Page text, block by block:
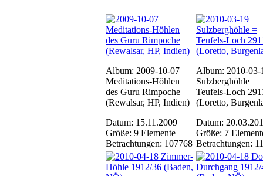
Album: 2009-10-07
Meditations-Höhlen
des Guru Rimpoche
(Rewalsar, HP, Indien)
Datum: 15.11.2009
Größe: 9 Elemente
Betrachtungen: 107768
Album: 2010-03-
Sulzberghöhle =
Teufels-Loch
(Loretto,
Datum:
Größe: 7
Betrachtungen: